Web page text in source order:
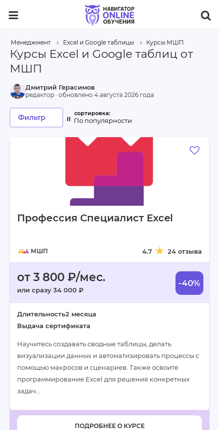
Менеджмент Excel и Google таблицы Курсы МШП
Курсы Excel и Google таблиц от
МШП
Профессия Специалист Excel
МШП 4.7 24 отзыва
от 3 800 ₽/мес.
или сразу 34 000 ₽
-40%
Длительность2 месяца
Выдача сертификата
Научитесь создавать сводные таблицы, делать
визуализации данных и автоматизировать процессы с
помощью макросов и сценариев. Также освоите
программирование Excel для решения конкретных
задач…
ПОДРОБНЕЕ О КУРСЕ
Дмитрий Герасимов
редактор · обновлено 4 августа 2026 года
Фильтр По популярности